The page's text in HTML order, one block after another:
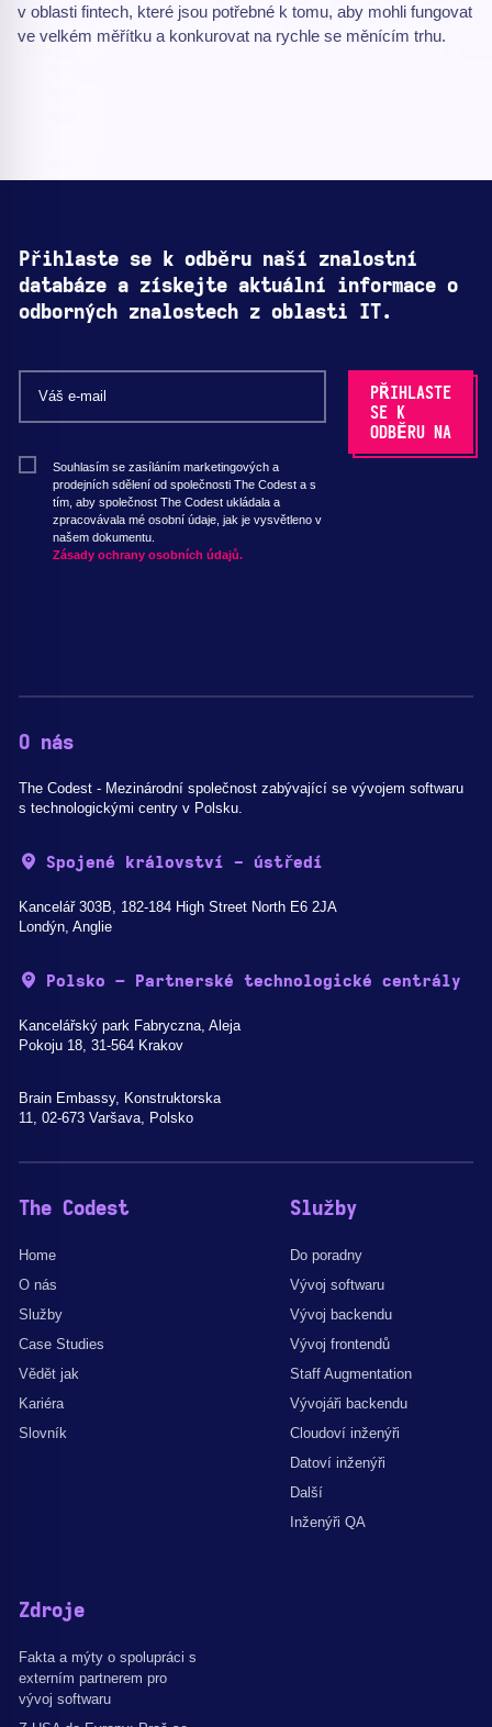
v oblasti fintech, které jsou potřebné k tomu, aby mohli fungovat
ve velkém měřítku a konkurovat na rychle se měnícím trhu.
Přihlaste se k odběru naší znalostní
databáze a získejte aktuální informace o
odborných znalostech z oblasti IT.
Souhlasím se zasíláním marketingových a
prodejních sdělení od společnosti The Codest a s
tím, aby společnost The Codest ukládala a
zpracovávala mé osobní údaje, jak je vysvětleno v
našem dokumentu.
Zásady ochrany osobních údajů.
O nás
The Codest - Mezinárodní společnost zabývající se vývojem softwaru
s technologickými centry v Polsku.
Spojené království - ústředí
Kancelář 303B, 182-184 High Street North E6 2JA
Londýn, Anglie
Polsko – Partnerské technologické centrály
Kancelářský park Fabryczna, Aleja
Pokoju 18, 31-564 Krakov
Brain Embassy, Konstruktorska
11, 02-673 Varšava, Polsko
The Codest
Home
O nás
Služby
Case Studies
Vědět jak
Kariéra
Slovník
Služby
Do poradny
Vývoj softwaru
Vývoj backendu
Vývoj frontendů
Staff Augmentation
Vývojáři backendu
Cloudoví inženýři
Datoví inženýři
Další
Inženýři QA
Zdroje
Fakta a mýty o spolupráci s
externím partnerem pro
vývoj softwaru